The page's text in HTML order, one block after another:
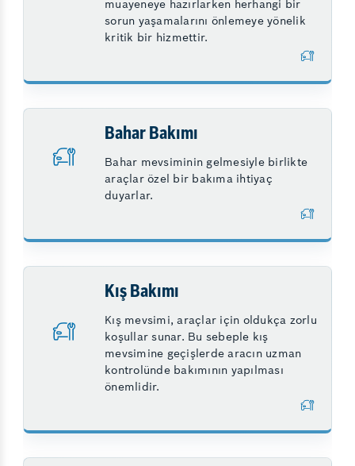
muayeneye hazırlarken herhangi bir
sorun yaşamalarını önlemeye yönelik
kritik bir hizmettir.
Bahar Bakımı
Bahar mevsiminin gelmesiyle birlikte
araçlar özel bir bakıma ihtiyaç
duyarlar.
Kış Bakımı
Kış mevsimi, araçlar için oldukça zorlu
koşullar sunar. Bu sebeple kış
mevsimine geçişlerde aracın uzman
kontrolünde bakımının yapılması
önemlidir.